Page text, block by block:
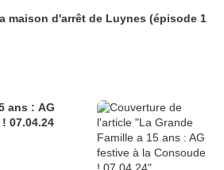
maison d'arrêt de Luynes (épisode 1
ans : AG
07.04.24